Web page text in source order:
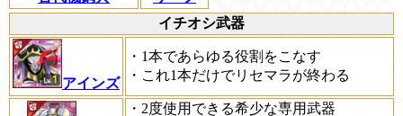
イチオシ武器
アインズ
・1本であらゆる役割をこなす
・これ1本だけでリセマラが終わる
・2度使用できる希少な専用武器